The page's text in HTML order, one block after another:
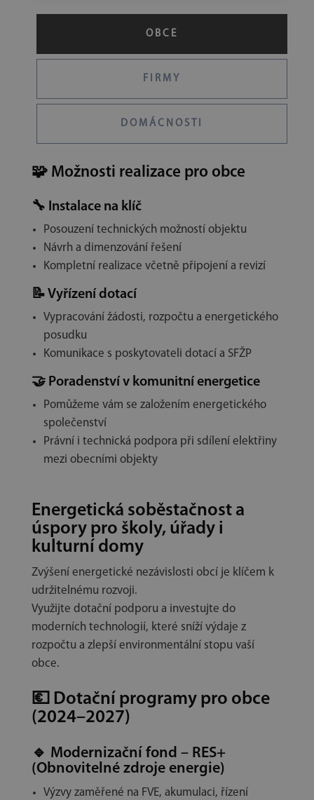
OBCE
FIRMY
DOMÁCNOSTI
🧩Možnosti realizace pro obce
🔧 Instalace na klíč
Posouzení technických možností objektu
Návrh a dimenzování řešení
Kompletní realizace včetně připojení a revizí
📝 Vyřízení dotací
Vypracování žádosti, rozpočtu a energetického
posudku
Komunikace s poskytovateli dotací a SFŽP
🤝Poradenství v komunitní energetice
Pomůžeme vám se založením energetického
společenství
Právní i technická podpora při sdílení elektřiny
mezi obecními objekty
Energetická soběstačnost a
úspory pro školy, úřady i
kulturní domy
Zvýšení energetické nezávislosti obcí je klíčem k
udržitelnému rozvoji.
Využijte dotační podporu a investujte do
moderních technologií, které sníží výdaje z
rozpočtu a zlepší environmentální stopu vaší
obce.
💶Dotační programy pro obce
(2024–2027)
🔹 Modernizační fond – RES+
(Obnovitelné zdroje energie)
Výzvy zaměřené na FVE, akumulaci, řízení